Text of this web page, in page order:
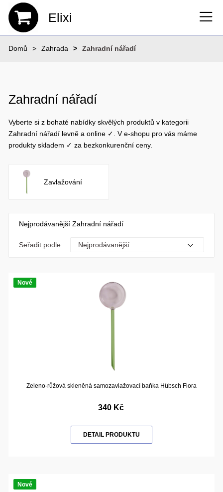
Elixi
Domů Zahrada Zahradní nářadí
Zahradní nářadí
Vyberte si z bohaté nabídky skvělých produktů v kategorii
Zahradní nářadí levně a online ✓. V e-shopu pro vás máme
produkty skladem ✓ za bezkonkurenční ceny.
Zavlažování
Nejprodávanější Zahradní nářadí
Seřadit podle:
Nové
Zeleno-růžová skleněná samozavlažovací baňka Hübsch Flora
340 Kč
DETAIL PRODUKTU
Nové